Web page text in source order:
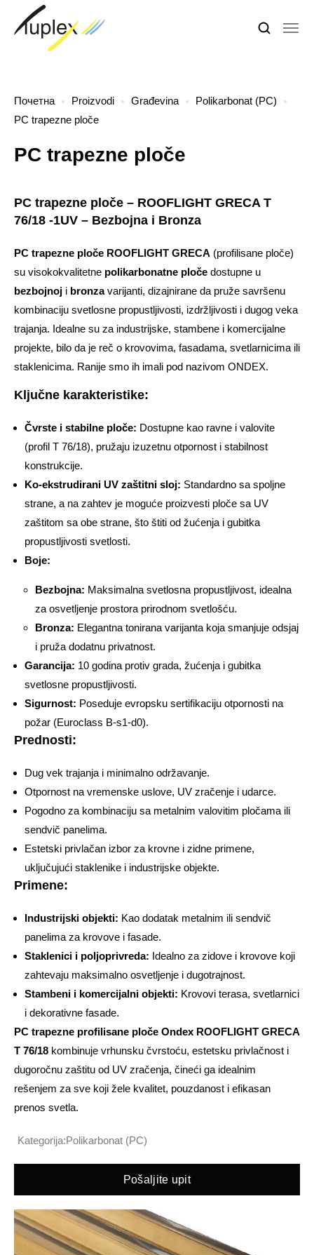
Почетна Proizvodi Građevina
Polikarbonat (PC)
PC trapezne ploče
PC trapezne ploče
PC trapezne ploče – ROOFLIGHT GRECA T
76/18 -1UV – Bezbojna i Bronza
PC trapezne ploče ROOFLIGHT GRECA (profilisane ploče)
su visokokvalitetne polikarbonatne ploče dostupne u
bezbojnoj i bronzavarijanti, dizajnirane da pruže savršenu
kombinaciju svetlosne propustljivosti, izdržljivosti i dugog veka
trajanja. Idealne su za industrijske, stambene i komercijalne
projekte, bilo da je reč o krovovima, fasadama, svetlarnicima ili
staklenicima. Ranije smo ih imali pod nazivom ONDEX.
Ključne karakteristike:
Čvrste i stabilne ploče: Dostupne kao ravne i valovite
(profil T 76/18), pružaju izuzetnu otpornost i stabilnost
konstrukcije.
Ko-ekstrudirani UV zaštitni sloj: Standardno sa spoljne
strane, a na zahtev je moguće proizvesti ploče sa UV
zaštitom sa obe strane, što štiti od žućenja i gubitka
propustljivosti svetlosti.
Boje:
Bezbojna: Maksimalna svetlosna propustljivost, idealna
za osvetljenje prostora prirodnom svetlošću.
Bronza: Elegantna tonirana varijanta koja smanjuje odsjaj
i pruža dodatnu privatnost.
Garancija: 10 godina protiv grada, žućenja i gubitka
svetlosne propustljivosti.
Sigurnost: Poseduje evropsku sertifikaciju otpornosti na
požar (Euroclass B-s1-d0).
Prednosti:
Dug vek trajanja i minimalno održavanje.
Otpornost na vremenske uslove, UV zračenje i udarce.
Pogodno za kombinaciju sa metalnim valovitim pločama ili
sendvič panelima.
Estetski privlačan izbor za krovne i zidne primene,
uključujući staklenike i industrijske objekte.
Primene:
Industrijski objekti: Kao dodatak metalnim ili sendvič
panelima za krovove i fasade.
Staklenici i poljoprivreda: Idealno za zidove i krovove koji
zahtevaju maksimalno osvetljenje i dugotrajnost.
Stambeni i komercijalni objekti: Krovovi terasa, svetlarnici
i dekorativne fasade.
PC trapezne profilisane ploče Ondex ROOFLIGHT GRECA
T 76/18 kombinuje vrhunsku čvrstoću, estetsku privlačnost i
dugoročnu zaštitu od UV zračenja, čineći ga idealnim
rešenjem za sve koji žele kvalitet, pouzdanost i efikasan
prenos svetla.
Kategorija:Polikarbonat (PC)
Pošaljite upit